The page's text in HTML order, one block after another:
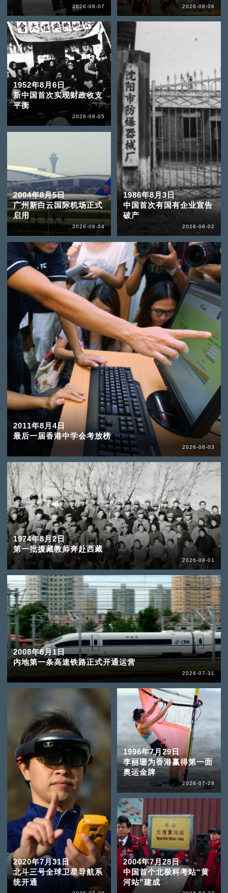
2026-08-07 2026-08-06
1952年8月6日
新中国首次实现财政收支
平衡
2026-08-05
2004年8月5日
广州新白云国际机场正式
启用
2026-08-04
2011年8月4日
最后一届香港中学会考放榜
2026-08-03
1986年8月3日
中国首次有国有企业宣告
破产
2026-08-02
1974年8月2日
第一批援藏教师奔赴西藏
2026-08-01
2008年8月1日
内地第一条高速铁路正式开通运营
2026-07-31
2020年7月31日
北斗三号全球卫星导航系
统开通
1996年7月29日
李丽珊为香港赢得第一面
奥运金牌
2026-07-28
2004年7月28日
中国首个北极科考站“黄
河站”建成